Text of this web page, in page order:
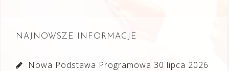
NAJNOWSZE INFORMACJE
Nowa Podstawa Programowa 30 lipca 2026